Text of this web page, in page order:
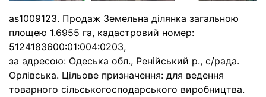
as1009123. Продаж Земельна ділянка загальною
площею 1.6955 га, кадастровий номер:
5124183600:01:004:0203,
за адресою: Одеська обл., Ренійський р., с/рада.
Орлівська. Цільове призначення: для ведення
товарного сільськогосподарського виробництва.